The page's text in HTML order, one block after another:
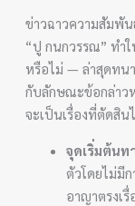
ข่าวฉาวความสัมพัน
“ปู กนกวรรณ” ทำ
หรือไม่ — ล่าสุดทน
กับลักษณะข้อกล่าว
จะเป็นเรื่องที่ตัดสิ
จุดเริ่มต้นท
ตัวโดยไม่มี
อาญาตรงเ